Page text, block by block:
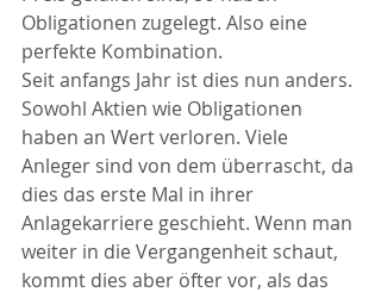
Obligationen zugelegt. Also eine
perfekte Kombination.
Seit anfangs Jahr ist dies nun anders.
Sowohl Aktien wie Obligationen
haben an Wert verloren. Viele
Anleger sind von dem überrascht, da
dies das erste Mal in ihrer
Anlagekarriere geschieht. Wenn man
weiter in die Vergangenheit schaut,
kommt dies aber öfter vor, als das